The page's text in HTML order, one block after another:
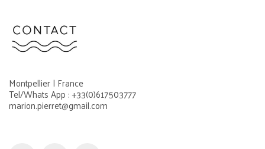
Montpellier | France
Tel/Whats App : +33(0)617503777
marion.pierret@gmail.com